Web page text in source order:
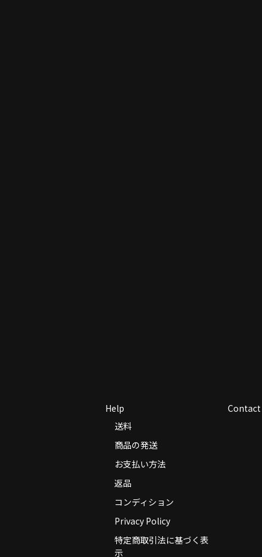
Help
送料
商品の発送
お支払い方法
返品
コンディション
Privacy Policy
特定商取引法に基づく表
示
Contact